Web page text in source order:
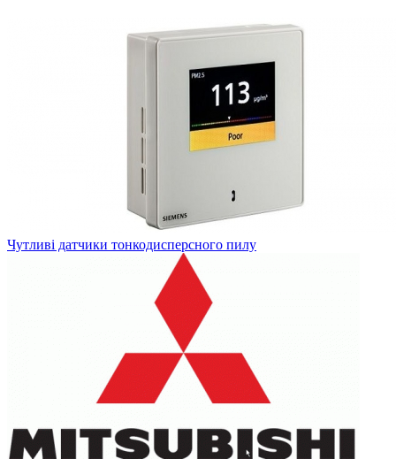
Чутливі датчики тонкодисперсного пилу